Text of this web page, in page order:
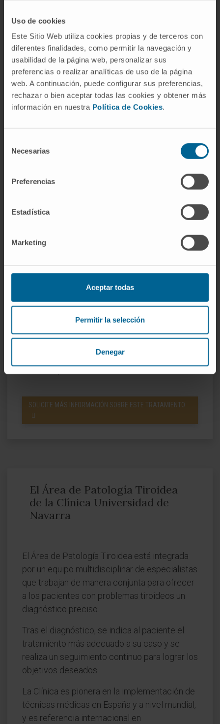
Uso de cookies
Este Sitio Web utiliza cookies propias y de terceros con
diferentes finalidades, como permitir la navegación y
usabilidad de la página web, personalizar sus
preferencias o realizar analíticas de uso de la página
web. A continuación, puede configurar sus preferencias,
rechazar o bien aceptar todas las cookies y obtener más
información en nuestra Política de Cookies.
Necesarias
Preferencias
Estadística
Marketing
Aceptar todas
Permitir la selección
Denegar
benignidad y el nódulo es menor de 4 cm
solamente bastará con una revisión periódica
en donde se realizarán controles clínicos y
ecográficos.
Si elnódulo es benigno pero es mayor de 4
cmse suele recomendar tratamiento
quirúrgico (suele bastar una
características, se puede realizar ablación del
nódulo mediante radiofrecuencia. Esta terapia
reduce entre un 40-90% el tamaño del nódulo
al año de realizar dicho tratamiento.
Si el resultado de la
citología es compatible
siguiente para proceder al tratamiento
En los casos de nódulos hiperfuncionantes
quirúrgico o la administración de yodo
vía transaxilar, de manera endoscópica o
robótica, para evitar la cicatriz en el cuello.
SOLICITE MÁS INFORMACIÓN SOBRE ESTE TRATAMIENTO
El Área de Patología Tiroidea
de la Clínica Universidad de
Navarra
El Área de Patología Tiroidea está integrada
por un equipo multidisciplinar de especialistas
que trabajan de manera conjunta para ofrecer
a los pacientes con problemas tiroideos un
diagnóstico preciso.
Tras el diagnóstico, se indica al paciente el
tratamiento más adecuado a su caso y se
realiza un seguimiento continuo para lograr los
objetivos deseados.
La Clínica es pionera en la implementación de
técnicas médicas en España y a nivel mundial,
y es referencia internacional en